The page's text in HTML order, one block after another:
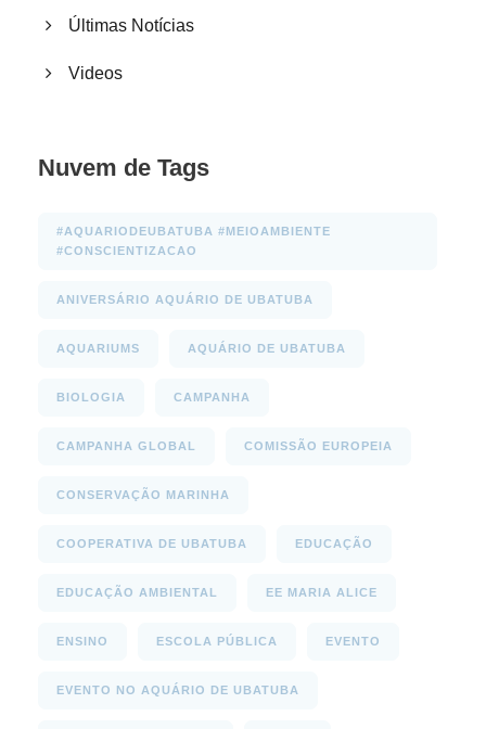
Últimas Notícias
Videos
Nuvem de Tags
#AQUARIODEUBATUBA #MEIOAMBIENTE
#CONSCIENTIZACAO
ANIVERSÁRIO AQUÁRIO DE UBATUBA
AQUARIUMS AQUÁRIO DE UBATUBA
BIOLOGIA CAMPANHA
CAMPANHA GLOBAL COMISSÃO EUROPEIA
CONSERVAÇÃO MARINHA
COOPERATIVA DE UBATUBA EDUCAÇÃO
EDUCAÇÃO AMBIENTAL EE MARIA ALICE
ENSINO ESCOLA PÚBLICA EVENTO
EVENTO NO AQUÁRIO DE UBATUBA